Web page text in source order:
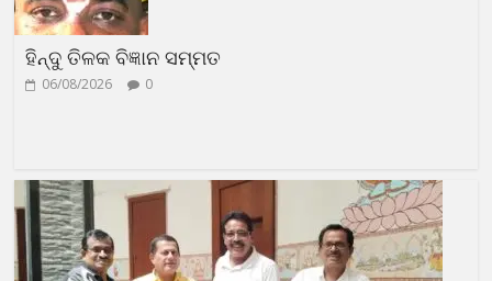
ହିନ୍ଦୁ ତିଳକ ବିଜ୍ଞାନ ସମ୍ମତ
06/08/2026 0